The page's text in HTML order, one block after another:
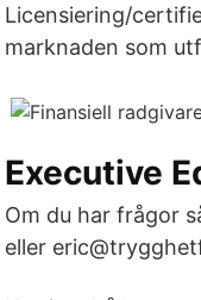
Licensiering/
marknaden som
Executive
Om du har frågor
eller